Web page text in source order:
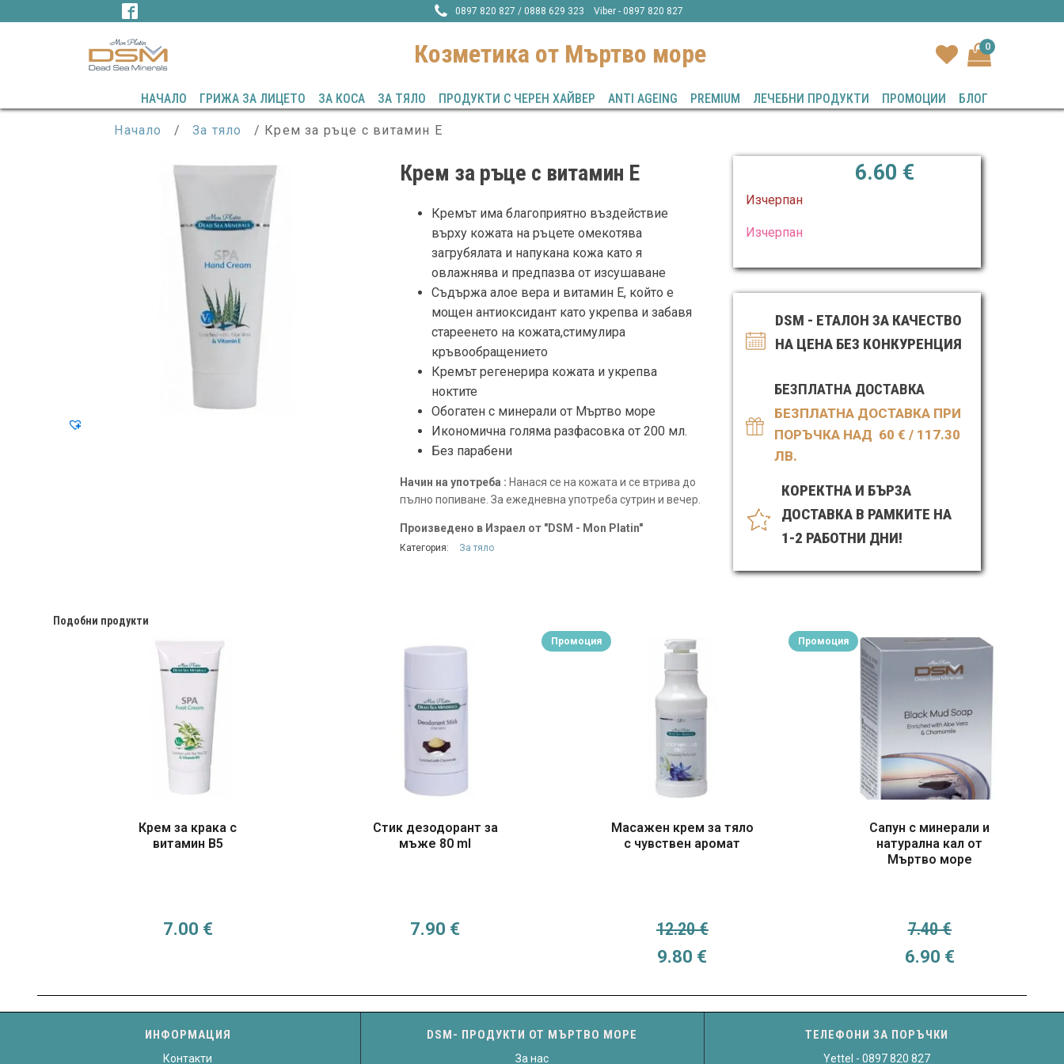
0897 820 827 / 0888 629 323 Viber - 0897 820 827
Козметика от Mъртво море 0
НАЧАЛО ГРИЖА ЗА ЛИЦЕТО ЗА КОСА ЗА ТЯЛО ПРОДУКТИ С ЧЕРЕН ХАЙВЕР ANTI AGEING PREMIUM ЛЕЧЕБНИ ПРОДУКТИ ПРОМОЦИИ БЛОГ
Начало / За тяло / Крем за ръце с витамин Е
Крем за ръце с витамин Е
Кремът има благоприятно въздействие
върху кожата на ръцете омекотява
загрубялата и напукана кожа като я
овлажнява и предпазва от изсушаване
Съдържа алое вера и витамин Е, който е
мощен антиоксидант като укрепва и забавя
стареенето на кожата,стимулира
кръвообращението
Кремът регенерира кожата и укрепва
ноктите
Обогатен с минерали от Мъртво море
Икономична голяма разфасовка от 200 мл.
Без парабени
Начин на употреба : Нанася се на кожата и се втрива до
пълно попиване. За ежедневна употреба сутрин и вечер.
Произведено в Израел от "DSM - Mon Platin"
Категория: За тяло
6.60 €
Изчерпан
Изчерпан
DSM - ЕТАЛОН ЗА КАЧЕСТВО
НА ЦЕНА БЕЗ КОНКУРЕНЦИЯ
БЕЗПЛАТНА ДОСТАВКА
БЕЗПЛАТНА ДОСТАВКА ПРИ
ПОРЪЧКА НАД 60 € / 117.30
ЛВ.
КОРЕКТНА И БЪРЗА
ДОСТАВКА В РАМКИТЕ НА
1-2 РАБОТНИ ДНИ!
Подобни продукти
Крем за крака с
витамин B5
7.00 €
Стик дезодорант за
мъже 80 ml
7.90 €
Промоция
Масажен крем за тяло
с чувствен аромат
12.20€
Original price was: 12.20 €.
9.80 € Текущата цена е: 9.80 €.
Промоция
Сапун с минерали и
натурална кал от
Мъртво море
7.40€
Original price was:
6.90 €Текущата
ИНФОРМАЦИЯ
Контакти
DSM- ПРОДУКТИ ОТ МЪРТВО МОРЕ
За нас
ТЕЛЕФОНИ ЗА ПОРЪЧКИ
Yettel - 0897 820 827